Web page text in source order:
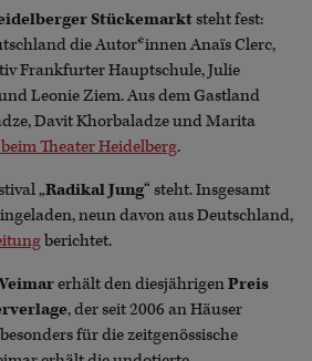
Stückemarktsteht fest:
die Autor*innen Anaïs Clerc,
Frankfurter Hauptschule, Julie
Leonie Ziem. Aus dem Gastland
Davit Khorbaladze und Marita
Theater Heidelberg.
„Radikal Jung“ steht. Insgesamt
neun davon aus Deutschland,
berichtet.
erhält den diesjährigenPreis
, der seit 2006 an Häuser
für die zeitgenössische